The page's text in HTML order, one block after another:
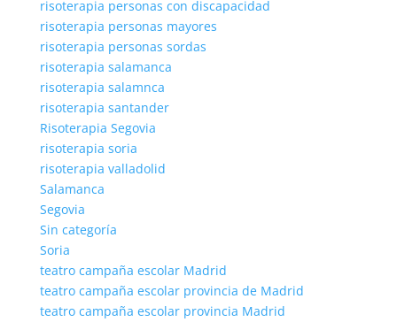
risoterapia personas con discapacidad
risoterapia personas mayores
risoterapia personas sordas
risoterapia salamanca
risoterapia salamnca
risoterapia santander
Risoterapia Segovia
risoterapia soria
risoterapia valladolid
Salamanca
Segovia
Sin categoría
Soria
teatro campaña escolar Madrid
teatro campaña escolar provincia de Madrid
teatro campaña escolar provincia Madrid